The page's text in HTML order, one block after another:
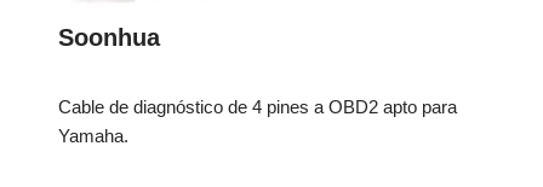
Soonhua
Cable de diagnóstico de 4 pines a OBD2 apto para
Yamaha.